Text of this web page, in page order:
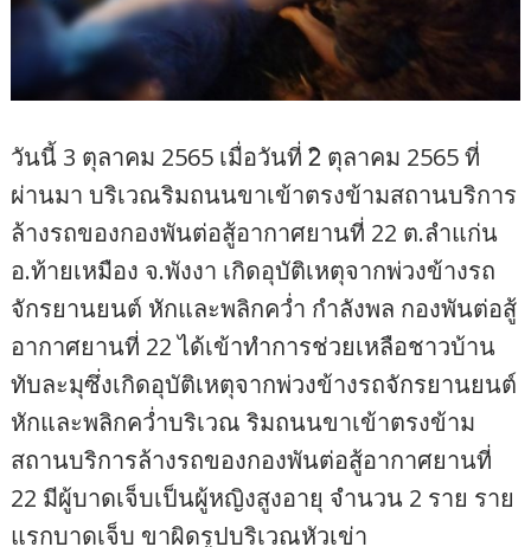
วันนี้ 3 ตุลาคม 2565 เมื่อวันที่ 2ิ ตุลาคม 2565 ที่
ผ่านมา บริเวณริมถนนขาเข้าตรงข้ามสถานบริการ
ล้างรถของกองพันต่อสู้อากาศยานที่ 22 ต.ลำแก่น
อ.ท้ายเหมือง จ.พังงา เกิดอุบัติเหตุจากพ่วงข้างรถ
จักรยานยนต์ หักและพลิกคว่ำ กำลังพล กองพันต่อสู้
อากาศยานที่ 22 ได้เข้าทำการช่วยเหลือชาวบ้าน
ทับละมุซึ่งเกิดอุบัติเหตุจากพ่วงข้างรถจักรยานยนต์
หักและพลิกคว่ำบริเวณ ริมถนนขาเข้าตรงข้าม
สถานบริการล้างรถของกองพันต่อสู้อากาศยานที่
22 มีผู้บาดเจ็บเป็นผู้หญิงสูงอายุ จำนวน 2 ราย ราย
แรกบาดเจ็บ ขาผิดรูปบริเวณหัวเข่า